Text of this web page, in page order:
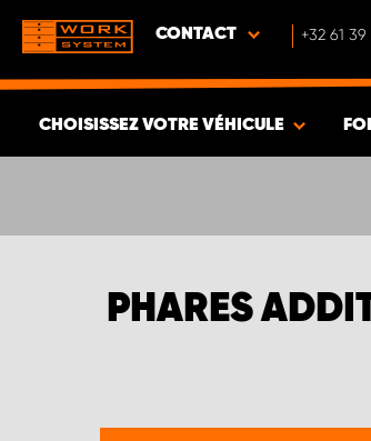
CONTACT +32 61
CHOISISSEZ VOTRE VÉHICULE
PHARES